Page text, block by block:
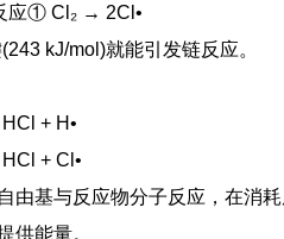
应① Cl₂ → 2Cl•
kJ/mol)就能引发链反应。
+ H•
+ Cl•
由基与反应物分子反应，在消
供能量。